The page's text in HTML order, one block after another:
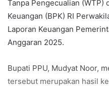
Tanpa Pengecualian (WTP)
Keuangan (BPK) RI
Laporan Keuangan
Anggaran 2025.
Bupati PPU, Mudyat Noor,
tersebut merupakan hasil